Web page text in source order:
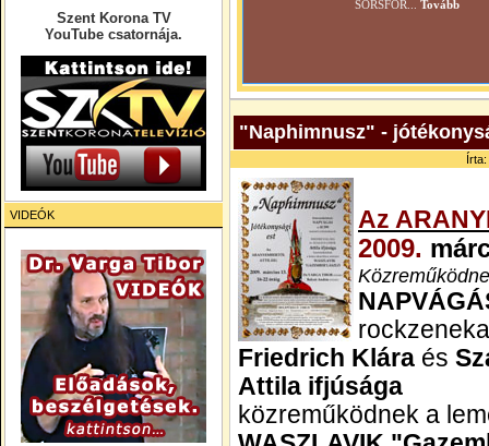
Szent Korona TV
YouTube csatornája.
VIDEÓK
SORSFOR...
Tovább
"Naphimnusz" -
Az
2009.
Friedrich Klára és
Attila ifjúsága
közreműködnek a